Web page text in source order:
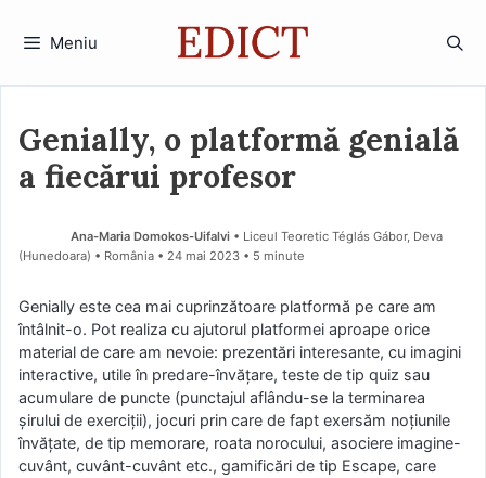
Meniu
Genially, o platformă genială
a fiecărui profesor
Ana-Maria Domokos-Uifalvi • Liceul Teoretic Téglás Gábor, Deva
(Hunedoara) • România
24 mai 2023 • 5 minute
Genially este cea mai cuprinzătoare platformă pe care am
întâlnit-o. Pot realiza cu ajutorul platformei aproape orice
material de care am nevoie: prezentări interesante, cu imagini
interactive, utile în predare-învățare, teste de tip quiz sau
acumulare de puncte (punctajul aflându-se la terminarea
șirului de exerciții), jocuri prin care de fapt exersăm noțiunile
învățate, de tip memorare, roata norocului, asociere imagine-
cuvânt, cuvânt-cuvânt etc., gamificări de tip Escape, care